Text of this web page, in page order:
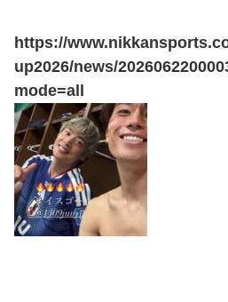
https://
up2026/news/
mode=all